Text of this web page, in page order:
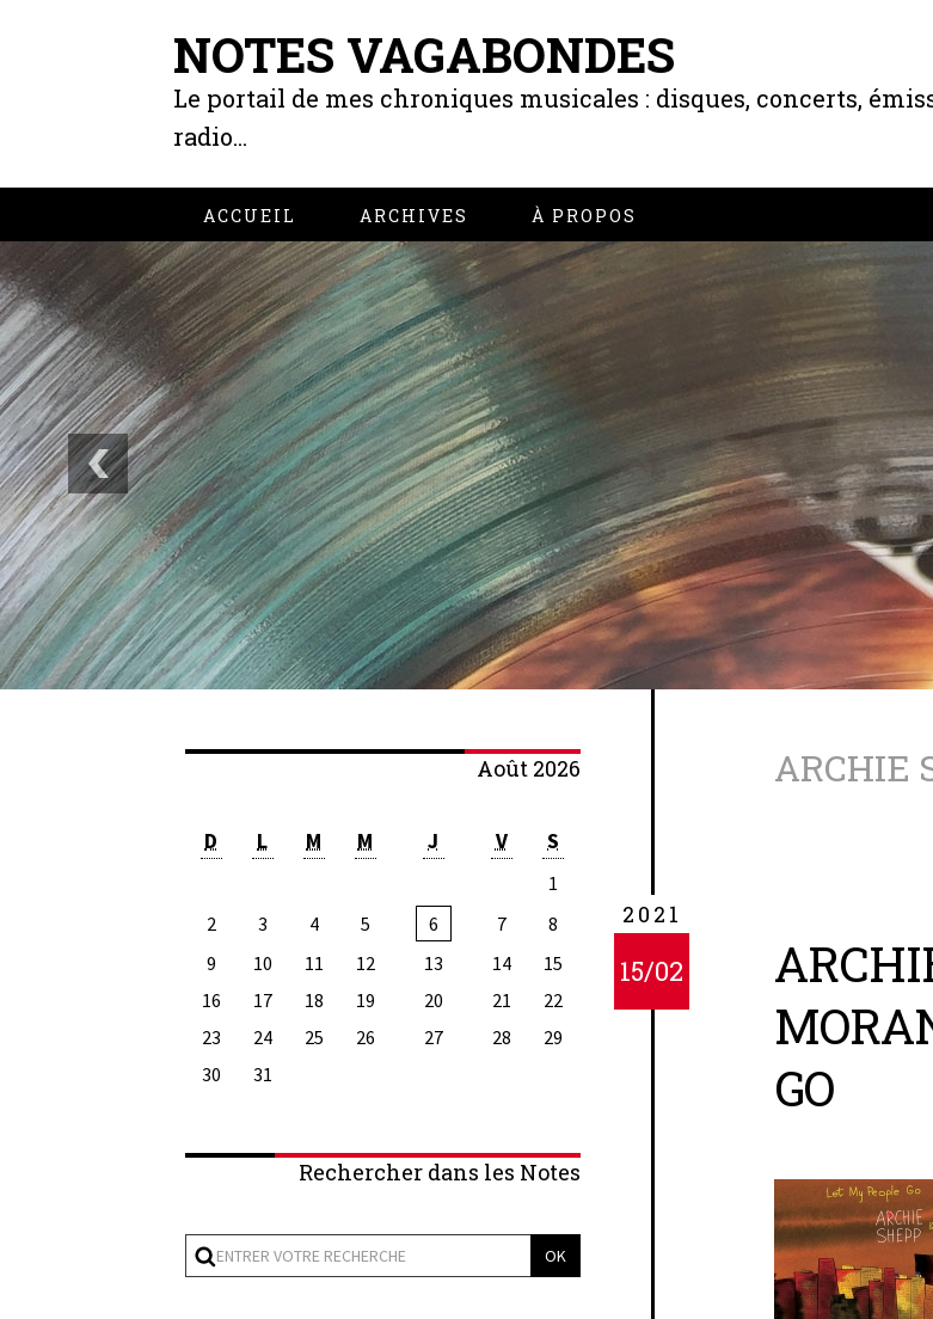
NOTES VAGABONDES
Le portail de mes chroniques musicales : disques, concerts,
radio...
ACCUEIL ARCHIVES À PROPOS
Août 2026
D L M M J V S
1
2
3 4 5 6 7
8
9
10 11 12 13 14
15
16
17 18 19 20 21
22
23
24 25 26 27 28
29
30
31
Rechercher dans les Notes
ARCHIE
2021
15/02
GO